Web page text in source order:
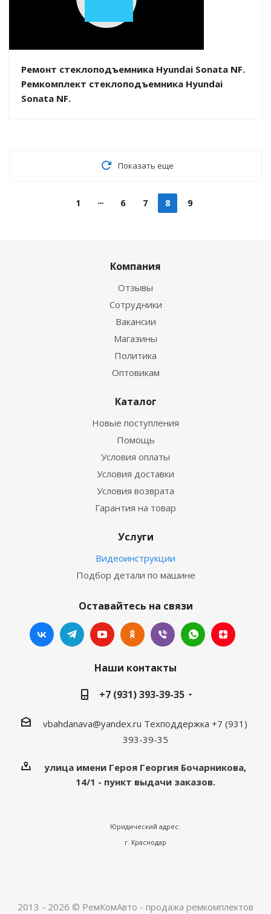
Play
Ремонт стеклоподъемника Hyundai Sonata NF.
Ремкомплект стеклоподъемника Hyundai
Sonata NF.
Показать еще
1 6 7 8 9
Компания
Отзывы
Сотрудники
Вакансии
Магазины
Политика
Оптовикам
Каталог
Новые поступления
Помощь
Условия оплаты
Условия доставки
Условия возврата
Гарантия на товар
Услуги
Видеоинструкции
Подбор детали по машине
Оставайтесь на связи
Наши контакты
+7 (931) 393-39-35
vbahdanava@yandex.ru Техподдержка +7 (931)
393-39-35
улица имени Героя Георгия Бочарникова,
14/1 - пункт выдачи заказов.
Юридический адрес:
г. Краснодар
2013 - 2026 © РемКомАвто - продажа ремкомплектов